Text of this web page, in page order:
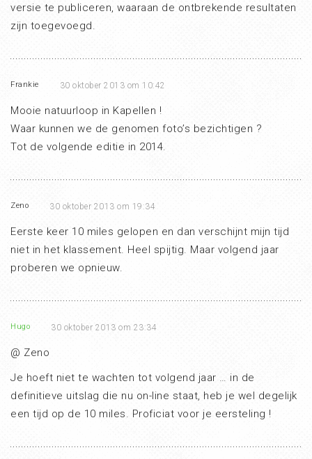
versie te publiceren, waaraan de ontbrekende resultaten
zijn toegevoegd.
Frankie 30 oktober 2013 om 10:42
Mooie natuurloop in Kapellen !
Waar kunnen we de genomen foto’s bezichtigen ?
Tot de volgende editie in 2014.
Zeno 30 oktober 2013 om 19:34
Eerste keer 10 miles gelopen en dan verschijnt mijn tijd
niet in het klassement. Heel spijtig. Maar volgend jaar
proberen we opnieuw.
Hugo 30 oktober 2013 om 23:34
@ Zeno
Je hoeft niet te wachten tot volgend jaar … in de
definitieve uitslag die nu on-line staat, heb je wel degelijk
een tijd op de 10 miles. Proficiat voor je eersteling !